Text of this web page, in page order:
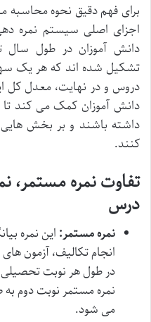
برای فهم دقیق نحوه محاسبه
اجزای اصلی سیستم نمره
دانش آموزان در طول
تشکیل شده اند که هر یک
دروس و در نهایت، معدل کل
دانش آموزان کمک می کند تا
داشته باشند و بر بخش هایی
کنند.
تفاوت نمره مستمر،
درس
نمره مستمر: این نمره
انجام تکالیف، آزمون
در طول هر نوبت
نمره مستمر نوبت دوم
می شود.